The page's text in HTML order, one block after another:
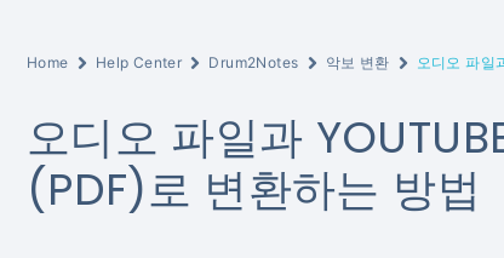
Home Help Center Drum2Notes 악보 변환 오디오 파일
오디오 파일과
(PDF)로 변환하는 방법